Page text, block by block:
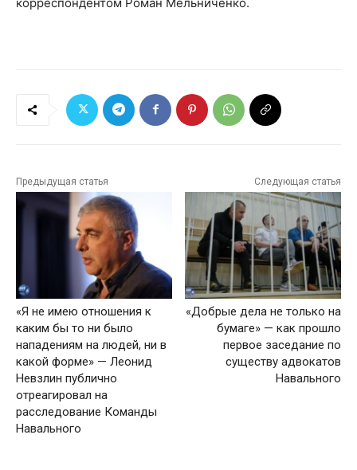
Предыдущая статья
«Я не имею отношения к
каким бы то ни было
нападениям на людей, ни в
какой форме» — Леонид
Невзлин публично
отреагировал на
расследование Команды
Навального
Следующая статья
«Добрые дела не только на
бумаге» — как прошло
первое заседание по
существу адвокатов
Навального